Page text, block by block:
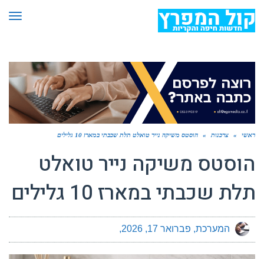
ראשי » צרכנות » הוסטס משיקה נייר טואלט תלת שכבתי במארז 10 גלילים
הוסטס משיקה נייר טואלט
תלת שכבתי במארז 10 גלילים
המערכת פברואר 17, 2026